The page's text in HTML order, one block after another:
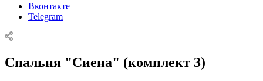
Вконтакте
Telegram
Спальня "Сиена" (комплект 3)